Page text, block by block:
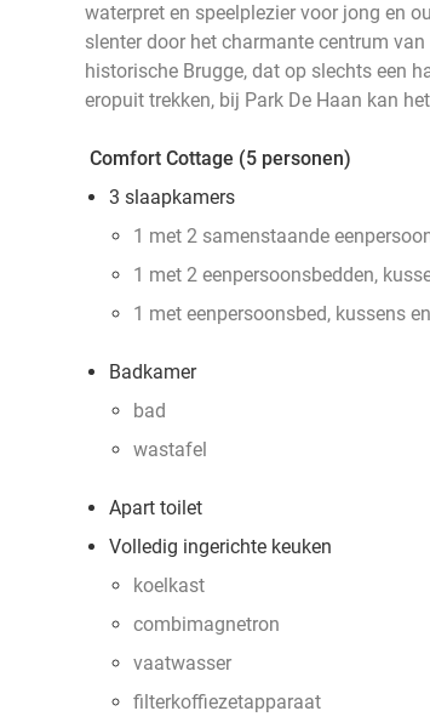
waterpret en speelplezier voor jong en
slenter door het charmante centrum
historische Brugge, dat op slechts een
eropuit trekken, bij Park De Haan kan
Comfort Cottage (5 personen)
3 slaapkamers
1 met 2 samenstaande
1 met 2 eenpersoonsbedden,
1 met eenpersoonsbed, kussens
Badkamer
bad
wastafel
Apart toilet
Volledig ingerichte keuken
koelkast
combimagnetron
vaatwasser
filterkoffiezetapparaat